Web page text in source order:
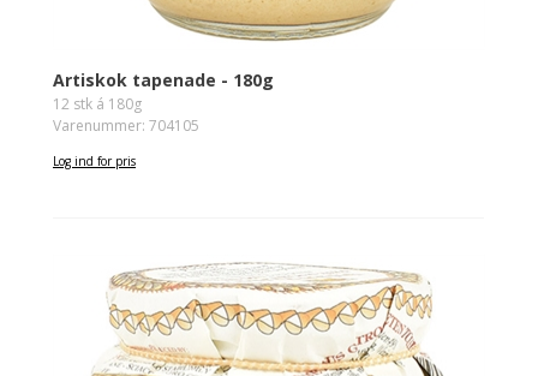
Artiskok tapenade - 180g
12 stk á 180g
Varenummer: 704105
Log ind for pris